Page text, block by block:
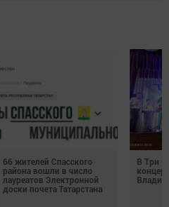
66 жителей Спасского
района вошли в число
лауреатов Электронной
доски почета Татарстана
В Три